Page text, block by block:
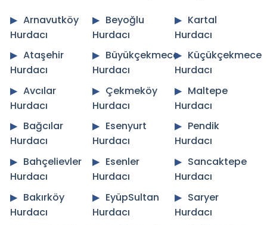
Arnavutköy
Hurdacı
Ataşehir
Hurdacı
Avcılar
Hurdacı
Bağcılar
Hurdacı
Bahçelievler
Hurdacı
Bakırköy
Hurdacı
Beyoğlu
Hurdacı
Büyükçekmece
Hurdacı
Çekmeköy
Hurdacı
Esenyurt
Hurdacı
Esenler
Hurdacı
EyüpSultan
Hurdacı
Kartal
Hurdacı
Küçükçekmece
Hurdacı
Maltepe
Hurdacı
Pendik
Hurdacı
Sancaktepe
Hurdacı
Saryer
Hurdacı